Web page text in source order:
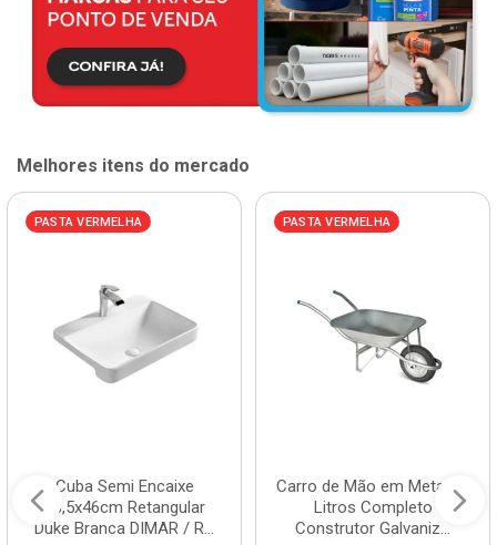
Melhores itens do mercado
PASTA VERMELHA
Cuba Semi Encaixe
58,5x46cm Retangular
Duke Branca DIMAR / R...
PASTA VERMELHA
Carro de Mão em Metal 60
Litros Completo
Construtor Galvaniz...